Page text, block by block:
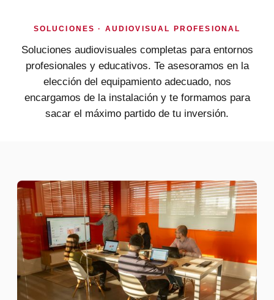
SOLUCIONES · AUDIOVISUAL PROFESIONAL
Soluciones audiovisuales completas para entornos
profesionales y educativos. Te asesoramos en la
elección del equipamiento adecuado, nos
encargamos de la instalación y te formamos para
sacar el máximo partido de tu inversión.